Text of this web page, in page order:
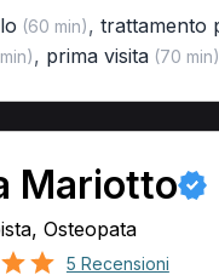
(60 min), trattamento
, prima visita(70 min)
Mariotto
Osteopata
5 Recensioni